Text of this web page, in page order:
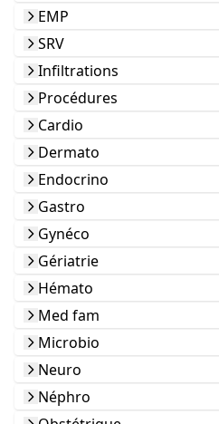
EMP
SRV
Infiltrations
Procédures
Cardio
Dermato
Endocrino
Gastro
Gynéco
Gériatrie
Hémato
Med fam
Microbio
Neuro
Néphro